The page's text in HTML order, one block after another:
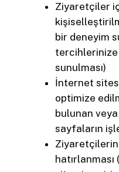
Ziyaretçiler
bir deneyim
sunulması)
İnternet
optimize
bulunan
sayfaların